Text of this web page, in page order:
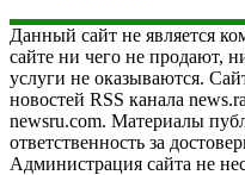
Данный сайт не является
сайте ни чего не продают,
услуги не оказываются.
новостей RSS канала
newsru.com. Материалы
ответственность за
Администрация сайта не